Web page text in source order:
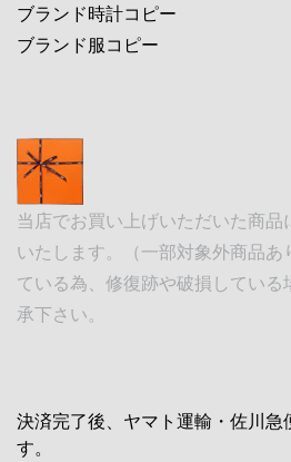
ブランド時計コピー
ブランド服コピー
当店でお買い上げいただいた商
いたします。（一部対象外商品
ている為、修復跡や破損している
承下さい。
決済完了後、ヤマト運輸・佐川急
す。